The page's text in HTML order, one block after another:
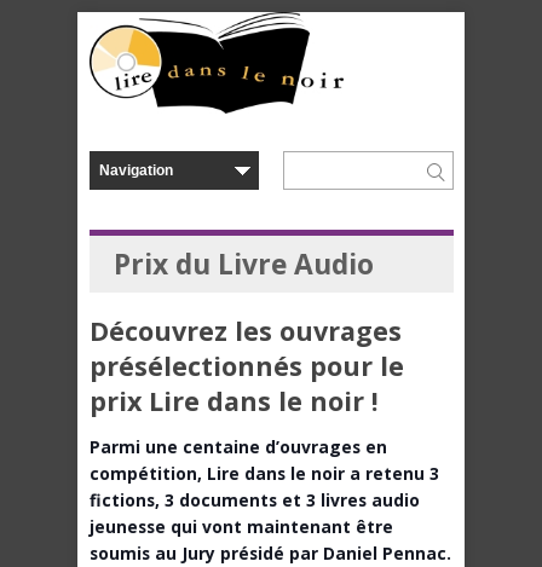
Prix du Livre Audio
Découvrez les ouvrages
présélectionnés pour le
prix Lire dans le noir !
Parmi une centaine d’ouvrages en
compétition, Lire dans le noir a retenu 3
fictions, 3 documents et 3 livres audio
jeunesse qui vont maintenant être
soumis au Jury présidé par Daniel Pennac.